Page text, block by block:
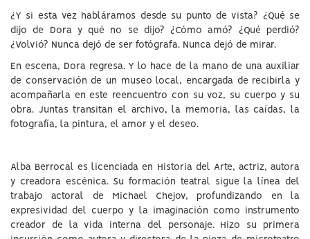
¿Y si esta vez habláramos desde su punto de vista? ¿Qué se
dijo de Dora y qué no se dijo? ¿Cómo amó? ¿Qué perdió?
¿Volvió? Nunca dejó de ser fotógrafa. Nunca dejó de mirar.
En escena, Dora regresa. Y lo hace de la mano de una auxiliar
de conservación de un museo local, encargada de recibirla y
acompañarla en este reencuentro con su voz, su cuerpo y su
obra. Juntas transitan el archivo, la memoria, las caídas, la
fotografía, la pintura, el amor y el deseo.
Alba Berrocal es licenciada en Historia del Arte, actriz, autora
y creadora escénica. Su formación teatral sigue la línea del
trabajo actoral de Michael Chejov, profundizando en la
expresividad del cuerpo y la imaginación como instrumento
creador de la vida interna del personaje. Hizo su primera